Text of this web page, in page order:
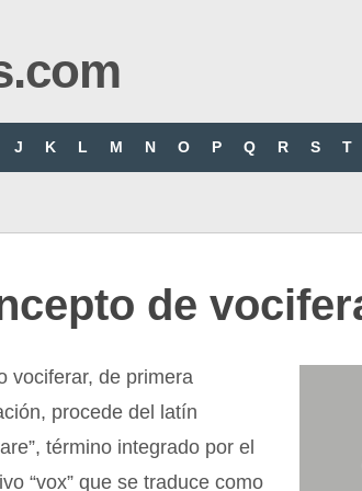
J K L M N O P Q R S T
de
vociferar, de primera
procede del latín
término integrado por el
“vox” que se traduce como